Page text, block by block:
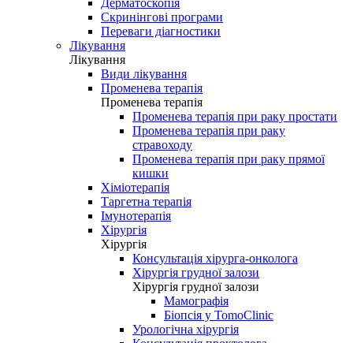
Дерматоскопія
Скринінгові програми
Переваги діагностики
Лікування
Лікування
Види лікування
Променева терапія
Променева терапія
Променева терапія при раку простати
Променева терапія при раку
стравоходу
Променева терапія при раку прямої
кишки
Хіміотерапія
Таргетна терапія
Імунотерапія
Хірургія
Хірургія
Консультація хірурга-онколога
Хірургія грудної залози
Хірургія грудної залози
Мамографія
Біопсія у TomoClinic
Урологічна хірургія